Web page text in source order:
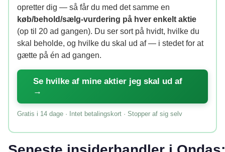
opretter dig — så får du med det samme en
køb/behold/sælg-vurdering på hver enkelt aktie
(op til 20 ad gangen). Du ser sort på hvidt, hvilke du
skal beholde, og hvilke du skal ud af — i stedet for at
gætte på én ad gangen.
Se hvilke af mine aktier jeg skal ud af
→
Gratis i 14 dage · Intet betalingskort · Stopper af sig selv